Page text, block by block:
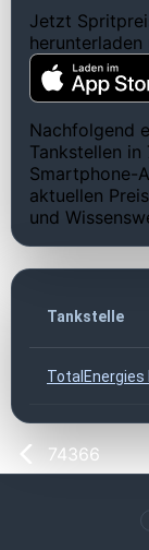
Jetzt
Nachfolgend
Tankstellen
Smartphone-
aktuellen
und
Tankstelle
TotalEnergies
74366